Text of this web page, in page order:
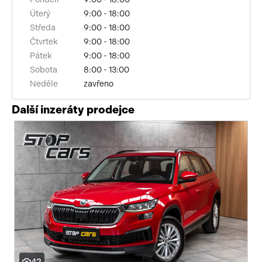
senzor tlaku v pneumatikách
sledování únavy řidiče
automatické přepínání dálkových světel
zadní loketní opěrka
360° monitorovací systém (AVM)
řazení pádly pod volantem
kožené čalounění
odvětrávaná sedadla
paměť nastavení sedadla řidiče
Úterý
9:00 - 18:00
Středa
9:00 - 18:00
Čtvrtek
9:00 - 18:00
Pátek
9:00 - 18:00
Sobota
8:00 - 13:00
Neděle
zavřeno
Další inzeráty prodejce